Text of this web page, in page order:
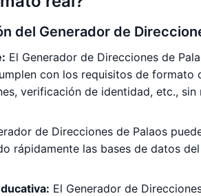
del Generador de
El Generador de Direcciones de
con los requisitos de formato
verificación de identidad, etc.,
de Direcciones de Palaos
rápidamente las bases de datos
El Generador de